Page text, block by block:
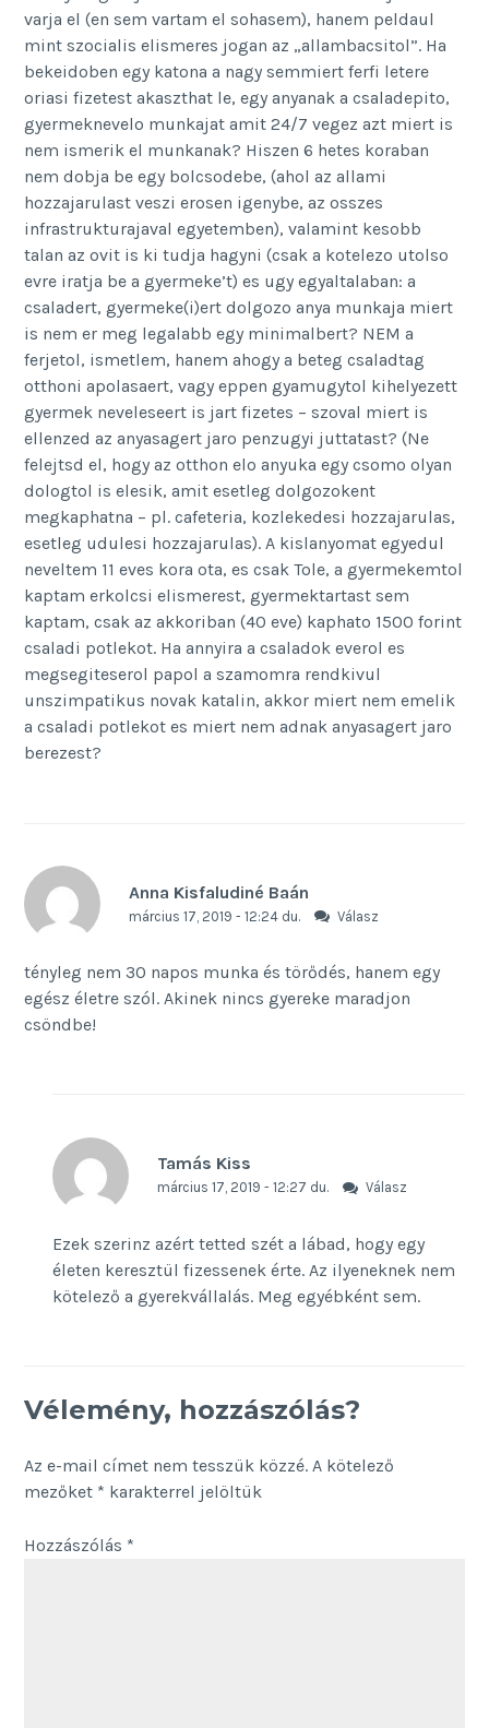
varja el (en sem vartam el sohasem), hanem peldaul
mint szocialis elismeres jogan az „allambacsitol”. Ha
bekeidoben egy katona a nagy semmiert ferfi letere
oriasi fizetest akaszthat le, egy anyanak a csaladepito,
gyermeknevelo munkajat amit 24/7 vegez azt miert is
nem ismerik el munkanak? Hiszen 6 hetes koraban
nem dobja be egy bolcsodebe, (ahol az allami
hozzajarulast veszi erosen igenybe, az osszes
infrastrukturajaval egyetemben), valamint kesobb
talan az ovit is ki tudja hagyni (csak a kotelezo utolso
evre iratja be a gyermeke’t) es ugy egyaltalaban: a
csaladert, gyermeke(i)ert dolgozo anya munkaja miert
is nem er meg legalabb egy minimalbert? NEM a
ferjetol, ismetlem, hanem ahogy a beteg csaladtag
otthoni apolasaert, vagy eppen gyamugytol kihelyezett
gyermek neveleseert is jart fizetes – szoval miert is
ellenzed az anyasagert jaro penzugyi juttatast? (Ne
felejtsd el, hogy az otthon elo anyuka egy csomo olyan
dologtol is elesik, amit esetleg dolgozokent
megkaphatna – pl. cafeteria, kozlekedesi hozzajarulas,
esetleg udulesi hozzajarulas). A kislanyomat egyedul
neveltem 11 eves kora ota, es csak Tole, a gyermekemtol
kaptam erkolcsi elismerest, gyermektartast sem
kaptam, csak az akkoriban (40 eve) kaphato 1500 forint
csaladi potlekot. Ha annyira a csaladok everol es
megsegiteserol papol a szamomra rendkivul
unszimpatikus novak katalin, akkor miert nem emelik
a csaladi potlekot es miert nem adnak anyasagert jaro
berezest?
Anna Kisfaludiné Baán
március 17, 2019 - 12:24 du. Válasz
tényleg nem 30 napos munka és törődés, hanem egy
egész életre szól. Akinek nincs gyereke maradjon
csöndbe!
Tamás Kiss
március 17, 2019 - 12:27 du. Válasz
Ezek szerinz azért tetted szét a lábad, hogy egy
életen keresztül fizessenek érte. Az ilyeneknek nem
kötelező a gyerekvállalás. Meg egyébként sem.
Vélemény, hozzászólás?
Az e-mail címet nem tesszük közzé. A kötelező
mezőket * karakterrel jelöltük
Hozzászólás *